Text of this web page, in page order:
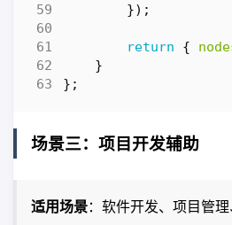
});
return {
}
};
场景三：项目开发辅助
适用场景：软件开发、项目管